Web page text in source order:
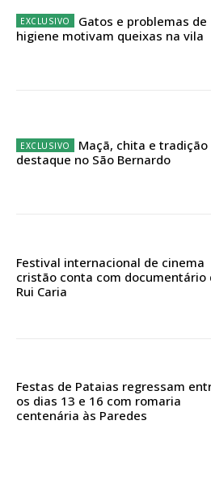
Edição em papel entregue
casa
Acesso ao conteúdo online
Acesso aos conteúdos
Escolha o
DIGITAL
Acesso ao conteúdo online
Acesso aos conteúdos
Gatos e problemas de
higiene motivam queixas na vila
Maçã, chita e tradição
destaque no São Bernardo
Festival internacional de cinema
cristão conta com documentário
Rui Caria
Festas de Pataias regressam
os dias 13 e 16 com romaria
centenária às Paredes